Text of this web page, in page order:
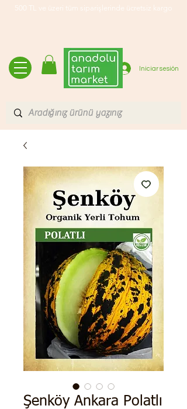
500 TL ve üzeri tüm siparişlerinde ücretsiz kargo
Iniciar sesión
Şenköy Ankara Polatlı